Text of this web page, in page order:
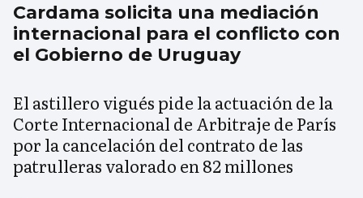
Cardama solicita una mediación
internacional para el conflicto con
el Gobierno de Uruguay
El astillero vigués pide la actuación de la
Corte Internacional de Arbitraje de París
por la cancelación del contrato de las
patrulleras valorado en 82 millones